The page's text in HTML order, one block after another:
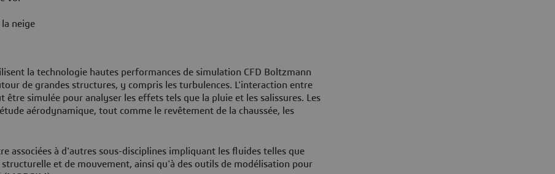
neige
la technologie hautes performances de simulation CFD Boltzmann
de grandes structures, y compris les turbulences. L'interaction entre
simulée pour analyser les effets tels que la pluie et les salissures. Les
aérodynamique, tout comme le revêtement de la chaussée, les
associées à d'autres sous-disciplines impliquant les fluides telles que
et de mouvement, ainsi qu'à des outils de modélisation pour